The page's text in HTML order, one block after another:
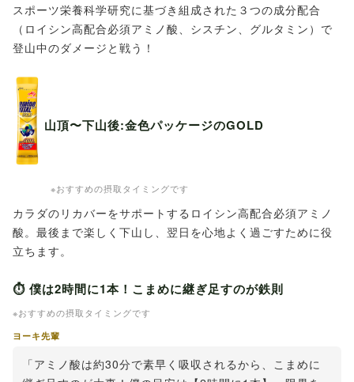
スポーツ栄養科学研究に基づき組成された３つの成分配合
（ロイシン高配合必須アミノ酸、シスチン、グルタミン）で
登山中のダメージと戦う！
山頂〜下山後:金色パッケージのGOLD
※おすすめの摂取タイミングです
カラダのリカバーをサポートするロイシン高配合必須アミノ
酸。最後まで楽しく下山し、翌日を心地よく過ごすために役
立ちます。
⏱ 僕は2時間に1本！こまめに継ぎ足すのが鉄則
※おすすめの摂取タイミングです
ヨーキ先輩
「アミノ酸は約30分で素早く吸収されるから、こまめに